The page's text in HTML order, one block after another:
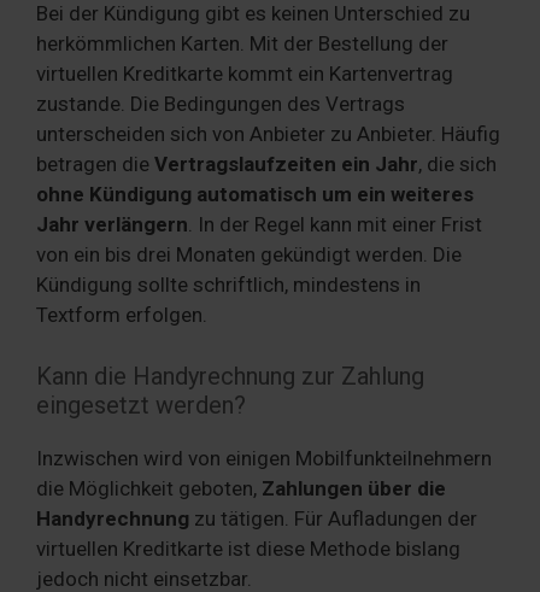
Bei der Kündigung gibt es keinen Unterschied zu
herkömmlichen Karten. Mit der Bestellung der
virtuellen Kreditkarte kommt ein Kartenvertrag
zustande. Die Bedingungen des Vertrags
unterscheiden sich von Anbieter zu Anbieter. Häufig
betragen die Vertragslaufzeiten ein Jahr, die sich
ohne Kündigung automatisch um ein weiteres
Jahr verlängern. In der Regel kann mit einer Frist
von ein bis drei Monaten gekündigt werden. Die
Kündigung sollte schriftlich, mindestens in
Textform erfolgen.
Kann die Handyrechnung zur Zahlung
eingesetzt werden?
Inzwischen wird von einigen Mobilfunkteilnehmern
die Möglichkeit geboten, Zahlungen über die
Handyrechnung zu tätigen. Für Aufladungen der
virtuellen Kreditkarte ist diese Methode bislang
jedoch nicht einsetzbar.